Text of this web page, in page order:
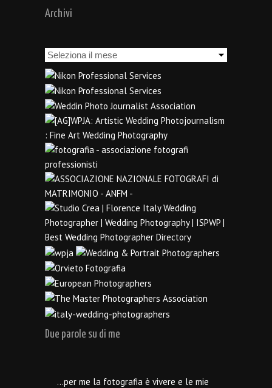
Archivi
Archivi
Due parole su di me
…per me la fotografia è vivere e le mie